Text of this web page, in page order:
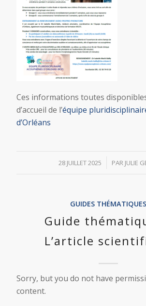
Ces informations toutes
d’accueil de l’équipe
d’Orléans
28 JUILLET 2025
/ PAR JULIE
GUIDES THÉMATIQUES
Guide
L’article
Sorry, but you do not have
content.